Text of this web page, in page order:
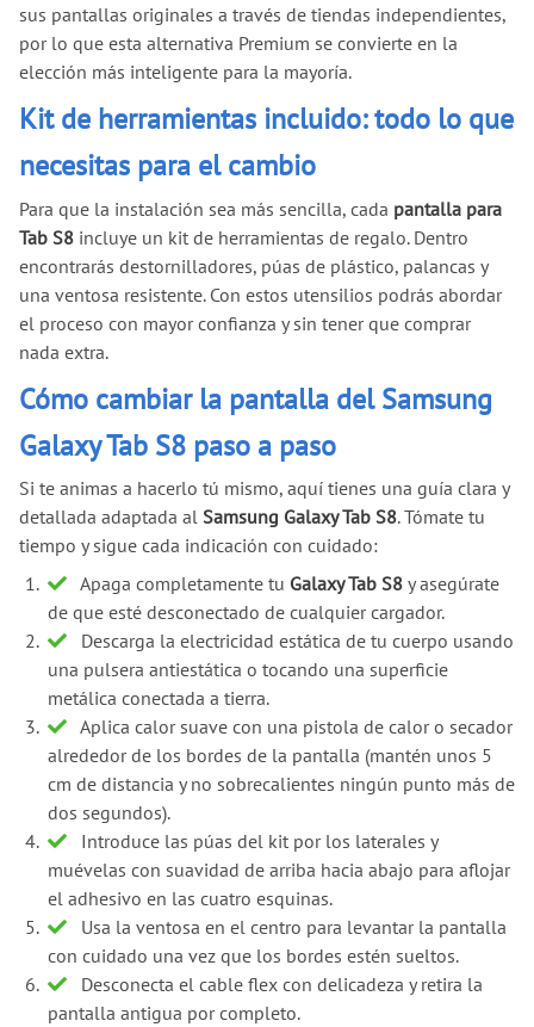
sus pantallas originales a través de tiendas independientes,
por lo que esta alternativa Premium se convierte en la
elección más inteligente para la mayoría.
Kit de herramientas incluido: todo lo que
necesitas para el cambio
Para que la instalación sea más sencilla, cada pantalla para
Tab S8 incluye un kit de herramientas de regalo. Dentro
encontrarás destornilladores, púas de plástico, palancas y
una ventosa resistente. Con estos utensilios podrás abordar
el proceso con mayor confianza y sin tener que comprar
nada extra.
Cómo cambiar la pantalla del Samsung
Galaxy Tab S8 paso a paso
Si te animas a hacerlo tú mismo, aquí tienes una guía clara y
detallada adaptada al Samsung Galaxy Tab S8. Tómate tu
tiempo y sigue cada indicación con cuidado:
Apaga completamente tu Galaxy Tab S8 y asegúrate
de que esté desconectado de cualquier cargador.
Descarga la electricidad estática de tu cuerpo usando
una pulsera antiestática o tocando una superficie
metálica conectada a tierra.
Aplica calor suave con una pistola de calor o secador
alrededor de los bordes de la pantalla (mantén unos 5
cm de distancia y no sobrecalientes ningún punto más de
dos segundos).
Introduce las púas del kit por los laterales y
muévelas con suavidad de arriba hacia abajo para aflojar
el adhesivo en las cuatro esquinas.
Usa la ventosa en el centro para levantar la pantalla
con cuidado una vez que los bordes estén sueltos.
Desconecta el cable flex con delicadeza y retira la
pantalla antigua por completo.